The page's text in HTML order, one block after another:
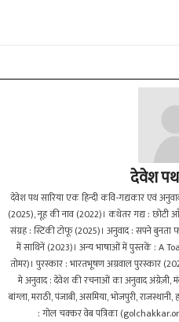
देवेश पथ
देवेश पथ सारिया एक हिन्दी कवि-गद्यकार एवं
(2025), नूह की नाव (2022)।‌ कथेतर गद्य : छोटी
संग्रह : स्टिंकी टोफू (2025)। अनुवाद : सपने बुनता
में साथिनें (2023)। अन्य भाषाओं में पुस्तकें : A
तोमर)। पुरस्कार : भारतभूषण अग्रवाल पुरस्कार
मे अनुवाद : देवेश की रचनाओं का अनुवाद अंग्रेज़ी,
बांग्ला, मराठी, पंजाबी, असमिया, भोजपुरी,
: गोल चक्कर वेब पत्रिका